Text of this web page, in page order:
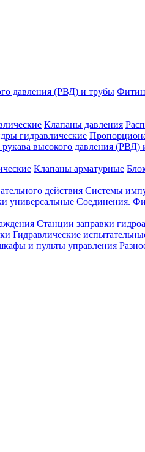
давления (РВД) и трубы
Клапаны давления
гидравлические
высокого давления (РВД)
Клапаны арматурные
действия Системы
универсальные Соединения.
Станции заправки
Гидравлические
и пульты управления